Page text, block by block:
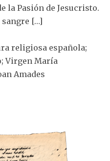
la Pasión de Jesucristo.
sangre […]
religiosa española;
Virgen María
Amades